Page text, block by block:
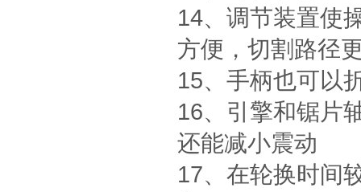
14、调节装置使
方便，切割路径
15、手柄也可以
16、引擎和锯片
还能减小震动
17、在轮换时间